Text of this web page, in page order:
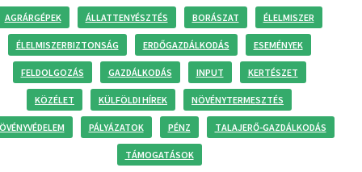
AGRÁRGÉPEK ÁLLATTENYÉSZTÉS BORÁSZAT ÉLELMISZER
ÉLELMISZERBIZTONSÁG ERDŐGAZDÁLKODÁS ESEMÉNYEK
FELDOLGOZÁS GAZDÁLKODÁS INPUT KERTÉSZET
KÖZÉLET KÜLFÖLDI HÍREK NÖVÉNYTERMESZTÉS
PÁLYÁZATOK PÉNZ TALAJERŐ-GAZDÁLKODÁS
TÁMOGATÁSOK